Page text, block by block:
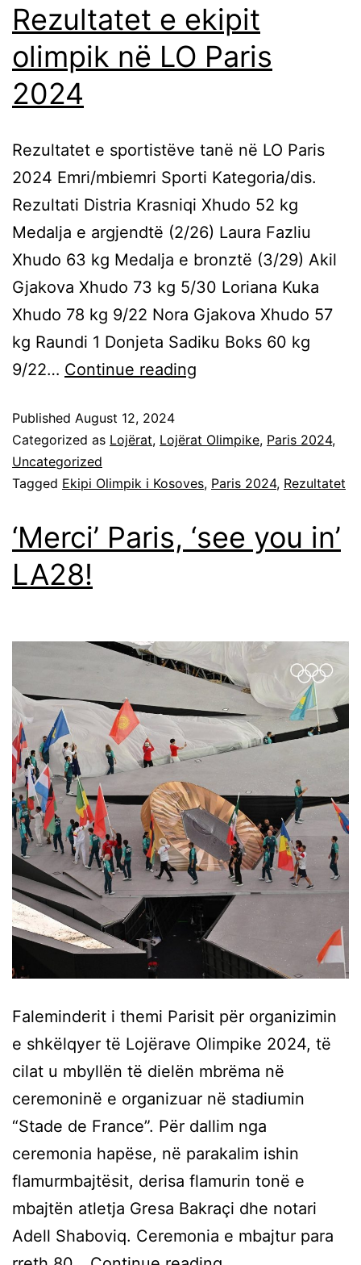
Rezultatet e ekipit
olimpik në LO Paris
2024
Rezultatet e sportistëve tanë në LO Paris
2024 Emri/mbiemri Sporti Kategoria/dis.
Rezultati Distria Krasniqi Xhudo 52 kg
Medalja e argjendtë (2/26) Laura Fazliu
Xhudo 63 kg Medalja e bronztë (3/29) Akil
Gjakova Xhudo 73 kg 5/30 Loriana Kuka
Xhudo 78 kg 9/22 Nora Gjakova Xhudo 57
kg Raundi 1 Donjeta Sadiku Boks 60 kg
9/22… Continue reading
Published August 12, 2024
Categorized as Lojërat, Lojërat Olimpike, Paris 2024,
Uncategorized
Tagged Ekipi Olimpik i Kosoves, Paris 2024, Rezultatet
‘Merci’ Paris, ‘see you in’
LA28!
Faleminderit i themi Parisit për organizimin
e shkëlqyer të Lojërave Olimpike 2024, të
cilat u mbyllën të dielën mbrëma në
ceremoninë e organizuar në stadiumin
“Stade de France”. Për dallim nga
ceremonia hapëse, në parakalim ishin
flamurmbajtësit, derisa flamurin tonë e
mbajtën atletja Gresa Bakraçi dhe notari
Adell Shaboviq. Ceremonia e mbajtur para